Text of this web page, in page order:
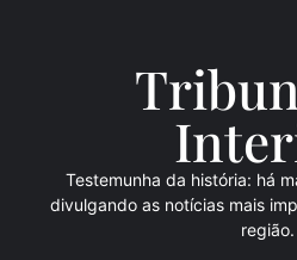
Inte
Testemunha da história: há
divulgando as notícias mais
região.